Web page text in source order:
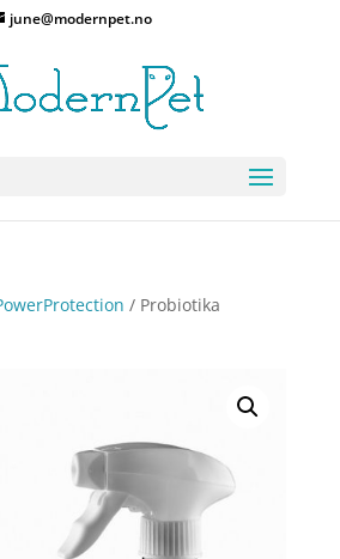
june@modernpet.no
/ Probiotika